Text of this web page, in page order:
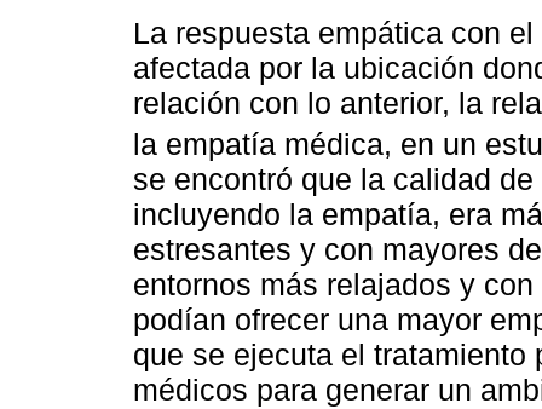
La respuesta empática con
afectada por la ubicación
relación con lo anterior, la
la empatía médica, en un
se encontró que la calidad
incluyendo la empatía, era
estresantes y con mayores
entornos más relajados y
podían ofrecer una mayor
que se ejecuta el
médicos para generar un